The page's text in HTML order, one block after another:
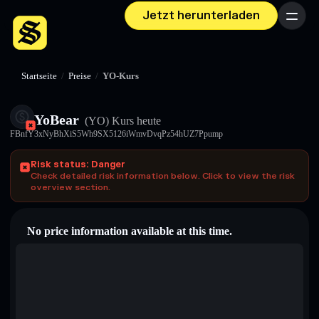
Jetzt herunterladen Menü
Startseite / Preise / YO-Kurs
YoBear (YO) Kurs heute
FBnfY3xNyBhXiS5Wh9SX5126iWmvDvqPz54hUZ7Ppump
Risk status: Danger
Check detailed risk information below. Click to view the risk
overview section.
No price information available at this time.